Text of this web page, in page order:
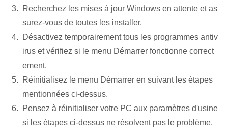
Recherchez les mises à jour Windows en attente et as
surez-vous de toutes les installer.
Désactivez temporairement tous les programmes antiv
irus et vérifiez si le menu Démarrer fonctionne correct
ement.
Réinitialisez le menu Démarrer en suivant les étapes
mentionnées ci-dessus.
Pensez à réinitialiser votre PC aux paramètres d'usine
si les étapes ci-dessus ne résolvent pas le problème.